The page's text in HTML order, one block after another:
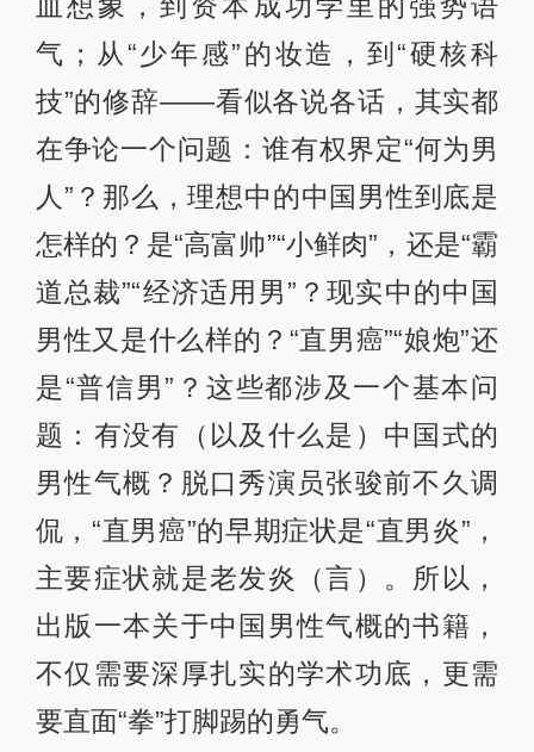
气；从“少年感”的妆造，到“硬核科
技”的修辞——看似各说各话，其实都
在争论一个问题：谁有权界定“何为男
人”？那么，理想中的中国男性到底是
怎样的？是“高富帅”“小鲜肉”，还是“霸
道总裁”“经济适用男”？现实中的中国
男性又是什么样的？“直男癌”“娘炮”还
是“普信男”？这些都涉及一个基本问
题：有没有（以及什么是）中国式的
男性气概？脱口秀演员张骏前不久调
侃，“直男癌”的早期症状是“直男炎”，
主要症状就是老发炎（言）。所以，
出版一本关于中国男性气概的书籍，
不仅需要深厚扎实的学术功底，更需
要直面“拳”打脚踢的勇气。